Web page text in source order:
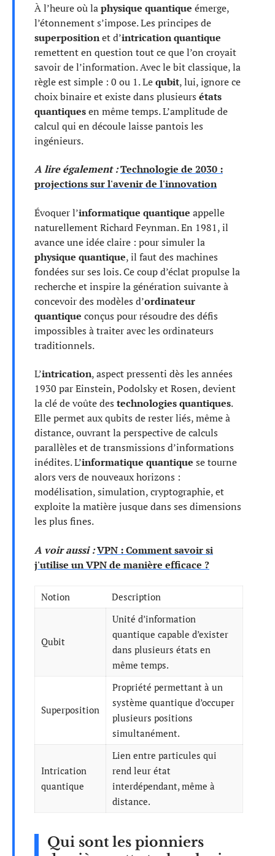
À l’heure où laphysique quantique émerge,
l’étonnement s’impose. Les principes de
superpositionet d’intrication quantique
remettent en question tout ce que l’on croyait
savoir de l’information. Avec le bit classique, la
règle est simple : 0 ou 1. Lequbit, lui, ignore ce
choix binaire et existe dans plusieurs états
quantiquesen même temps. L’amplitude de
calcul qui en découle laisse pantois les
ingénieurs.
A lire également :Technologie de 2030 :
projections sur l'avenir de l'innovation
Évoquer l’informatique quantique appelle
naturellement Richard Feynman. En 1981, il
avance une idée claire : pour simuler la
physique quantique, il faut des machines
fondées sur ses lois. Ce coup d’éclat propulse la
recherche et inspire la génération suivante à
concevoir des modèles d’ordinateur
quantique conçus pour résoudre des défis
impossibles à traiter avec les ordinateurs
traditionnels.
L’intrication, aspect pressenti dès les années
1930 par Einstein, Podolsky et Rosen, devient
la clé de voûte des technologies quantiques.
Elle permet aux qubits de rester liés, même à
distance, ouvrant la perspective de calculs
parallèles et de transmissions d’informations
inédites. L’informatique quantique se tourne
alors vers de nouveaux horizons :
modélisation, simulation, cryptographie, et
exploite la matière jusque dans ses dimensions
les plus fines.
A voir aussi :VPN : Comment savoir si
j'utilise un VPN de manière efficace ?
Notion Description
Qubit
Unité d’information
quantique capable d’exister
dans plusieurs états en
même temps.
Superposition
Propriété permettant à un
système quantique d’occuper
plusieurs positions
simultanément.
Intrication
quantique
Lien entre particules qui
rend leur état
interdépendant, même à
distance.
Qui sont les pionniers